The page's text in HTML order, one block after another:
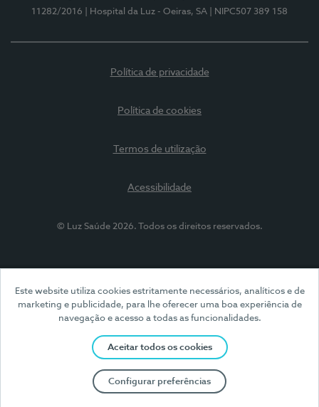
Este website utiliza cookies estritamente necessários, analíticos e de
marketing e publicidade, para lhe oferecer uma boa experiência de
navegação e acesso a todas as funcionalidades.
Aceitar todos os cookies
Configurar preferências
11282/2016
| Hospital da Luz - Oeiras, SA | NIPC507 389 158
Política de privacidade
Política de cookies
Termos de utilização
Acessibilidade
© Luz Saúde 2026. Todos os direitos reservados.